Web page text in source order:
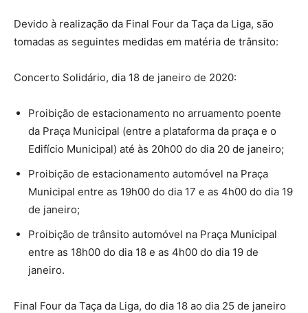
Devido à realização da Final Four da Taça da Liga, são
tomadas as seguintes medidas em matéria de trânsito:
Concerto Solidário, dia 18 de janeiro de 2020:
Proibição de estacionamento no arruamento poente
da Praça Municipal (entre a plataforma da praça e o
Edifício Municipal) até às 20h00 do dia 20 de janeiro;
Proibição de estacionamento automóvel na Praça
Municipal entre as 19h00 do dia 17 e as 4h00 do dia 19
de janeiro;
Proibição de trânsito automóvel na Praça Municipal
entre as 18h00 do dia 18 e as 4h00 do dia 19 de
janeiro.
Final Four da Taça da Liga, do dia 18 ao dia 25 de janeiro